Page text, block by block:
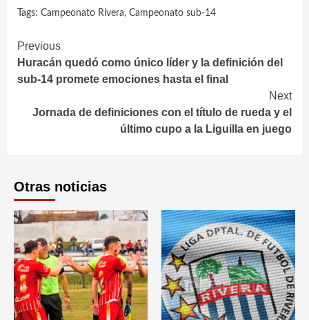
Tags: Campeonato Rivera, Campeonato sub-14
Continue
Reading
Previous
Huracán quedó como único líder y la definición del
sub-14 promete emociones hasta el final
Next
Jornada de definiciones con el título de rueda y el
último cupo a la Liguilla en juego
Otras noticias